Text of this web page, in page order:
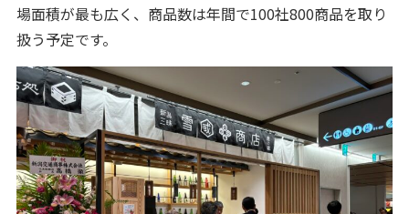
場面積が最も広く、商品数は年間で100社800商品を取り
扱う予定です。